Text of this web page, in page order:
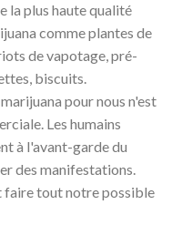
la plus haute qualité
comme plantes de
de vapotage, pré-
biscuits.
pour nous n'est
Les humains
à l'avant-garde du
des manifestations.
faire tout notre possible